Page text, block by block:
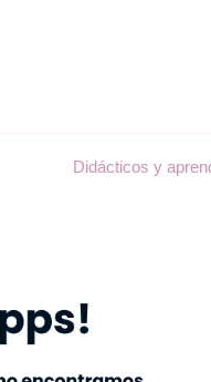
Didácticos y